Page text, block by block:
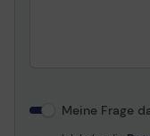
Meine Frage